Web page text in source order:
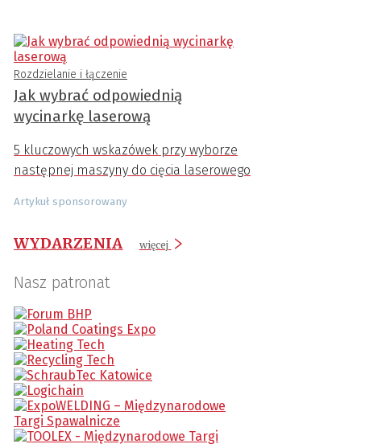
Rozdzielanie i łączenie
Jak wybrać odpowiednią
wycinarkę laserową
5 kluczowych wskazówek przy wyborze
następnej maszyny do cięcia laserowego
Artykuł sponsorowany
WYDARZENIA więcej
Nasz patronat